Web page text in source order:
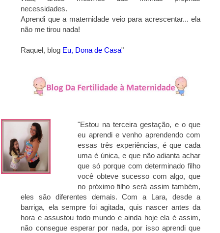
necessidades.
Aprendi que a maternidade veio para acrescentar... ela
não me tirou nada!
Raquel, blog Eu, Dona de Casa"
"Estou na terceira gestação, e o que
eu aprendi e venho aprendendo com
essas três experiências, é que cada
uma é única, e que não adianta achar
que só porque com determinado filho
você obteve sucesso com algo, que
no próximo filho será assim também,
eles são diferentes demais. Com a Lara, desde a
barriga, ela sempre foi agitada, quis nascer antes da
hora e assustou todo mundo e ainda hoje ela é assim,
não consegue esperar por nada, por isso aprendi que